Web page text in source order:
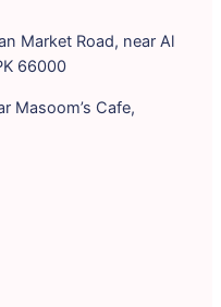
Market Road, near Al
66000
Masoom’s Cafe,